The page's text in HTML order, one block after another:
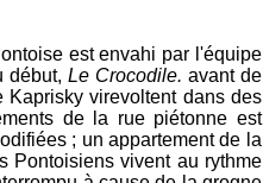
est envahi par l'équipe
début, Le Crocodile. avant de
virevoltent dans des
de la rue piétonne est
; un appartement de la
Pontoisiens vivent au rythme